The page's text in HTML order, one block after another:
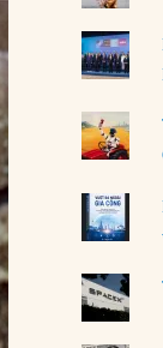
30/07/